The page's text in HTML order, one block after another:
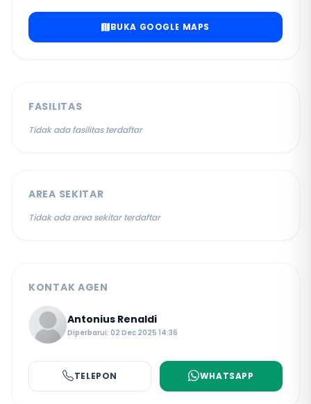
BUKA GOOGLE MAPS
FASILITAS
Tidak ada fasilitas terdaftar
AREA SEKITAR
Tidak ada area sekitar terdaftar
KONTAK AGEN
Antonius Renaldi
Diperbarui: 02 Dec 2025 14:36
TELEPON WHATSAPP